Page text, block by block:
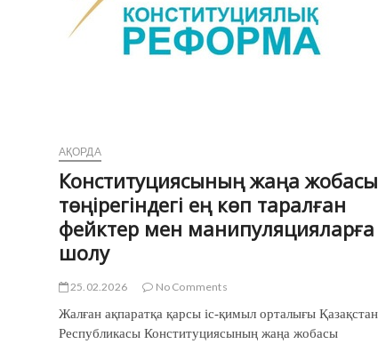
АҚОРДА
Конституциясының жаңа жобасы
төңірегіндегі ең көп таралған
фейктер мен манипуляцияларға
шолу
25.02.2026 No Comments
Жалған ақпаратқа қарсы іс-қимыл орталығы Қазақстан
Республикасы Конституциясының жаңа жобасы